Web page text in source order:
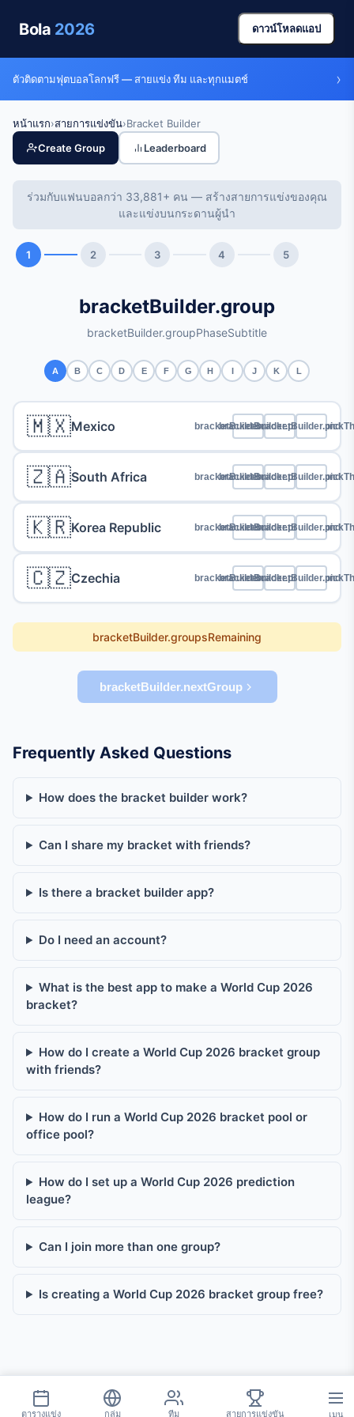
Bola 2026 ดาวน์โหลดแอป
ตัวติดตามฟุตบอลโลกฟรี — สายแข่ง ทีม และทุกแมตช์ ›
หน้าแรก›สายการแข่งขัน›Bracket Builder
Create Group
Leaderboard
ร่วมกับแฟนบอลกว่า 33,881+ คน — สร้างสายการแข่งของคุณ
และแข่งบนกระดานผู้นำ
1 2 3 4 5
bracketBuilder.group
bracketBuilder.groupPhaseSubtitle
A B C D E F G H I J K L
🇲🇽Mexico bracketBuilder.pickFirst
bracketBuilder.pickSecond
🇿🇦South Africa bracketBuilder.pickFirst
bracketBuilder.pickSecond
🇰🇷Korea Republic bracketBuilder.pickFirst
bracketBuilder.pickSecond
🇨🇿Czechia bracketBuilder.pickFirst
bracketBuilder.pickSecond
bracketBuilder.groupsRemaining
bracketBuilder.nextGroup
Frequently Asked Questions
How does the bracket builder work?
Can I share my bracket with friends?
Is there a bracket builder app?
Do I need an account?
What is the best app to make a World Cup 2026
bracket?
How do I create a World Cup 2026 bracket group
with friends?
How do I run a World Cup 2026 bracket pool or
office pool?
How do I set up a World Cup 2026 prediction
league?
Can I join more than one group?
Is creating a World Cup 2026 bracket group free?
ตารางแข่ง กลุ่ม ทีม สายการแข่งขัน เมนู